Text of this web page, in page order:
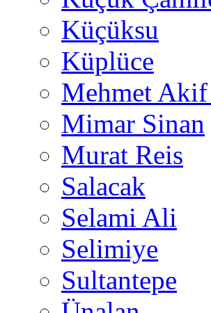
Küçüksu
Küplüce
Mehmet
Mimar Sinan
Murat Reis
Salacak
Selami Ali
Selimiye
Sultantepe